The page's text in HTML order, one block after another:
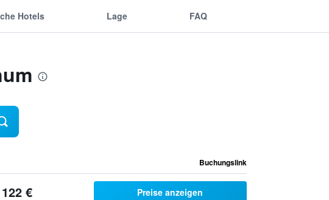
Hotels Lage FAQ
Buchungslink
122 € Preise anzeigen